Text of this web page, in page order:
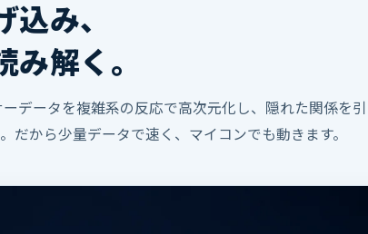
み、
解く。
データを複雑系の反応で高次元化し、隠れた関係を引
だから少量データで速く、マイコンでも動きます。